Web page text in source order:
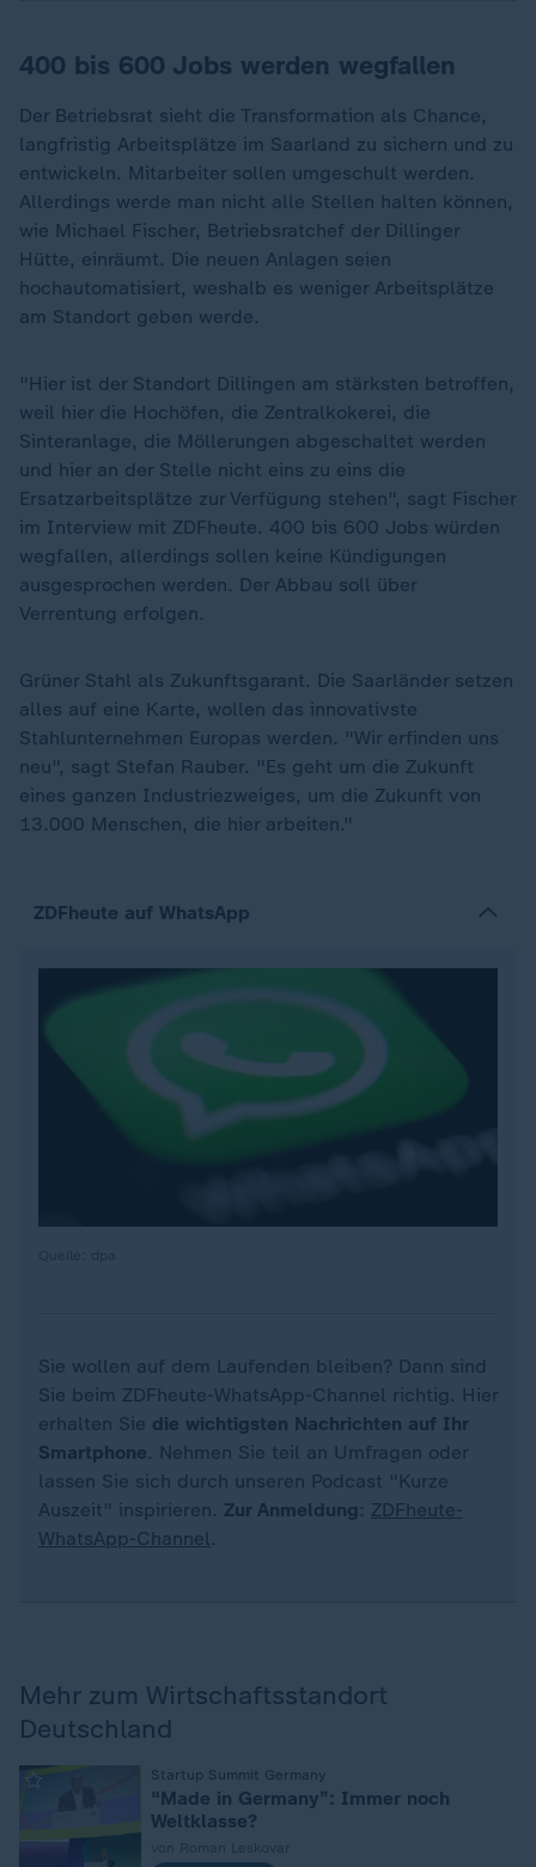
400 bis 600 Jobs werden wegfallen
Der Betriebsrat sieht die Transformation als Chance,
langfristig Arbeitsplätze im Saarland zu sichern und zu
entwickeln. Mitarbeiter sollen umgeschult werden.
Allerdings werde man nicht alle Stellen halten können,
wie Michael Fischer, Betriebsratchef der Dillinger
Hütte, einräumt. Die neuen Anlagen seien
hochautomatisiert, weshalb es weniger Arbeitsplätze
am Standort geben werde.
"Hier ist der Standort Dillingen am stärksten betroffen,
weil hier die Hochöfen, die Zentralkokerei, die
Sinteranlage, die Möllerungen abgeschaltet werden
und hier an der Stelle nicht eins zu eins die
Ersatzarbeitsplätze zur Verfügung stehen", sagt Fischer
im Interview mit ZDFheute. 400 bis 600 Jobs würden
wegfallen, allerdings sollen keine Kündigungen
ausgesprochen werden. Der Abbau soll über
Verrentung erfolgen.
Grüner Stahl als Zukunftsgarant. Die Saarländer setzen
alles auf eine Karte, wollen das innovativste
Stahlunternehmen Europas werden. "Wir erfinden uns
neu", sagt Stefan Rauber. "Es geht um die Zukunft
eines ganzen Industriezweiges, um die Zukunft von
13.000 Menschen, die hier arbeiten."
ZDFheute auf WhatsApp
Sie wollen auf dem Laufenden bleiben? Dann sind
Sie beim ZDFheute-WhatsApp-Channel richtig. Hier
erhalten Sie die wichtigsten Nachrichten auf Ihr
Smartphone. Nehmen Sie teil an Umfragen oder
lassen Sie sich durch unseren Podcast "Kurze
Auszeit" inspirieren. Zur Anmeldung : ZDFheute-
WhatsApp-Channel.
Mehr zum Wirtschaftsstandort
Deutschland
Startup Summit Germany
:
"Made in Germany”: Immer noch
Weltklasse?